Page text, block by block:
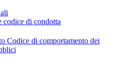
codice di condotta
Codice di comportamento dei